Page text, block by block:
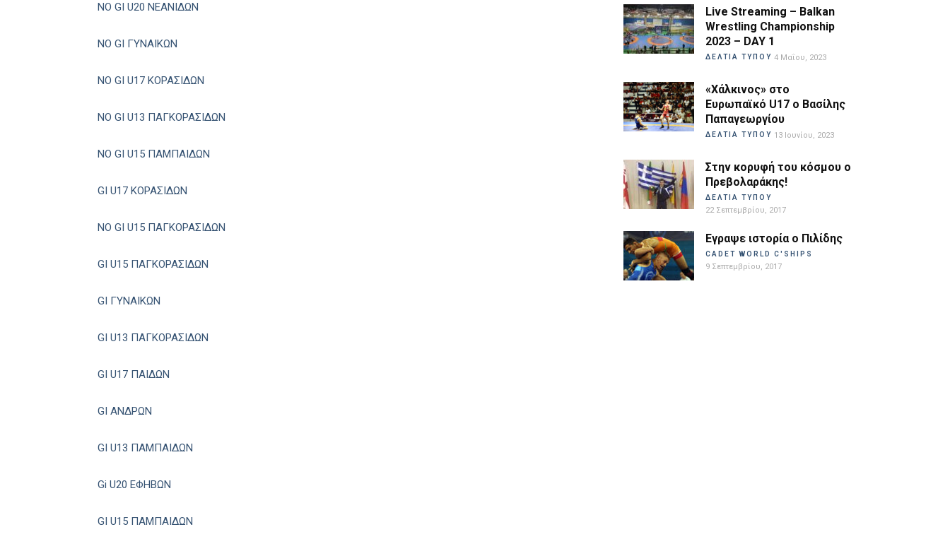
NO GI U20 ΝΕΑΝΙΔΩΝ
NO GI ΓΥΝΑΙΚΩΝ
NO GI U17 ΚΟΡΑΣΙΔΩΝ
NO GI U13 ΠΑΓΚΟΡΑΣΙΔΩΝ
NO GI U15 ΠΑΜΠΑΙΔΩΝ
GI U17 ΚΟΡΑΣΙΔΩΝ
NO GI U15 ΠΑΓΚΟΡΑΣΙΔΩΝ
GI U15 ΠΑΓΚΟΡΑΣΙΔΩΝ
GI ΓΥΝΑΙΚΩΝ
GI U13 ΠΑΓΚΟΡΑΣΙΔΩΝ
GI U17 ΠΑΙΔΩΝ
GI ΑΝΔΡΩΝ
GI U13 ΠΑΜΠΑΙΔΩΝ
Gi U20 ΕΦΗΒΩΝ
GI U15 ΠΑΜΠΑΙΔΩΝ
Live Streaming – Balkan
Wrestling Championship
2023 – DAY 1
ΔΕΛΤΙΑ ΤΥΠΟΥ 4 Μαΐου, 2023
«Χάλκινος» στο
Ευρωπαϊκό U17 ο Βασίλης
Παπαγεωργίου
ΔΕΛΤΙΑ ΤΥΠΟΥ 13 Ιουνίου, 2023
Στην κορυφή του κόσμου ο
Πρεβολαράκης!
ΔΕΛΤΙΑ ΤΥΠΟΥ
22 Σεπτεμβρίου, 2017
Εγραψε ιστορία ο Πιλίδης
CADET WORLD C'SHIPS
9 Σεπτεμβρίου, 2017